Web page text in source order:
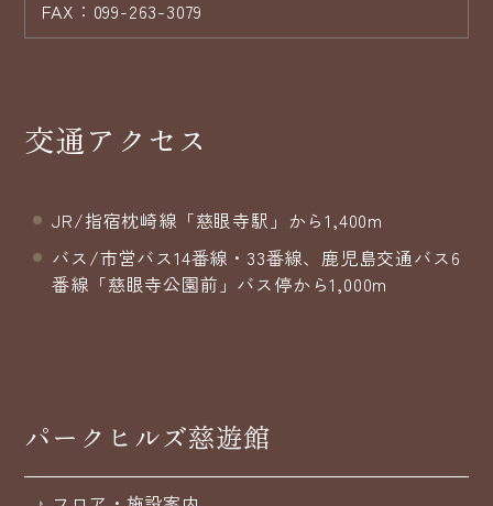
FAX：099-263-3079
交通アクセス
JR/指宿枕崎線「慈眼寺駅」から1,400m
バス/市営バス14番線・33番線、鹿児島交通バス6
番線「慈眼寺公園前」バス停から1,000m
パークヒルズ慈遊館